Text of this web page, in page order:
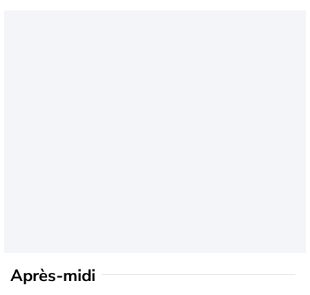
Après-midi